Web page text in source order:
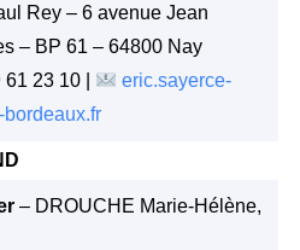
Rey – 6 avenue Jean
– BP 61 – 64800 Nay
23 10 |
eric.sayerce-
bordeaux.fr
– DROUCHE Marie-Hélène,